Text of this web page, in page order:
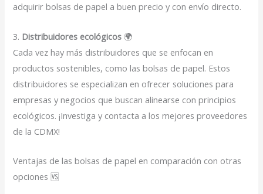
adquirir bolsas de papel a buen precio y con envío directo.
3. Distribuidores ecológicos 🌍
Cada vez hay más distribuidores que se enfocan en
productos sostenibles, como las bolsas de papel. Estos
distribuidores se especializan en ofrecer soluciones para
empresas y negocios que buscan alinearse con principios
ecológicos. ¡Investiga y contacta a los mejores proveedores
de la CDMX!
Ventajas de las bolsas de papel en comparación con otras
opciones 🆚